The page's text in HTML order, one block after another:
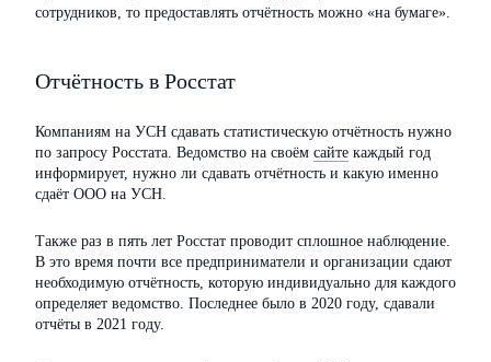
сотрудников, то предоставлять отчётность можно «на бумаге».
Отчётность в Росстат
Компаниям на УСН сдавать статистическую отчётность нужно
по запросу Росстата. Ведомство на своём сайте каждый год
информирует, нужно ли сдавать отчётность и какую именно
сдаёт ООО на УСН.
Также раз в пять лет Росстат проводит сплошное наблюдение.
В это время почти все предприниматели и организации сдают
необходимую отчётность, которую индивидуально для каждого
определяет ведомство. Последнее было в 2020 году, сдавали
отчёты в 2021 году.